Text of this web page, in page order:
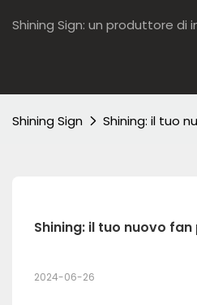
Shining Sign: un produttore di
Shining Sign Shining: il tuo
Shining: il tuo nuovo fan
2024-06-26